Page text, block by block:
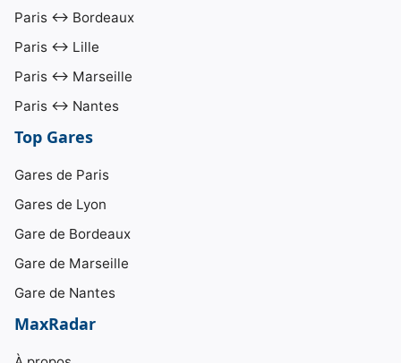
Paris ↔ Bordeaux
Paris ↔ Lille
Paris ↔ Marseille
Paris ↔ Nantes
Top Gares
Gares de Paris
Gares de Lyon
Gare de Bordeaux
Gare de Marseille
Gare de Nantes
MaxRadar